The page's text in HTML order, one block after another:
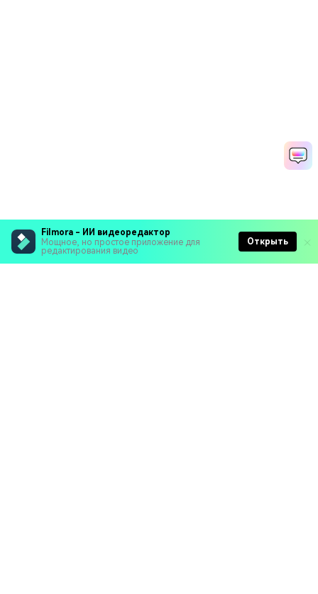
Filmora - ИИ видеоредактор
Мощное, но простое приложение для
редактирования видео
Открыть